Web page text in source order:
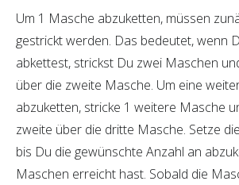
Um 1 Masche abzuketten, müssen
gestrickt werden. Das bedeutet, wenn
abkettest, strickst Du zwei Maschen
über die zweite Masche. Um eine
abzuketten, stricke 1 weitere Masche
zweite über die dritte Masche. Setze
bis Du die gewünschte Anzahl an
Maschen erreicht hast. Sobald die